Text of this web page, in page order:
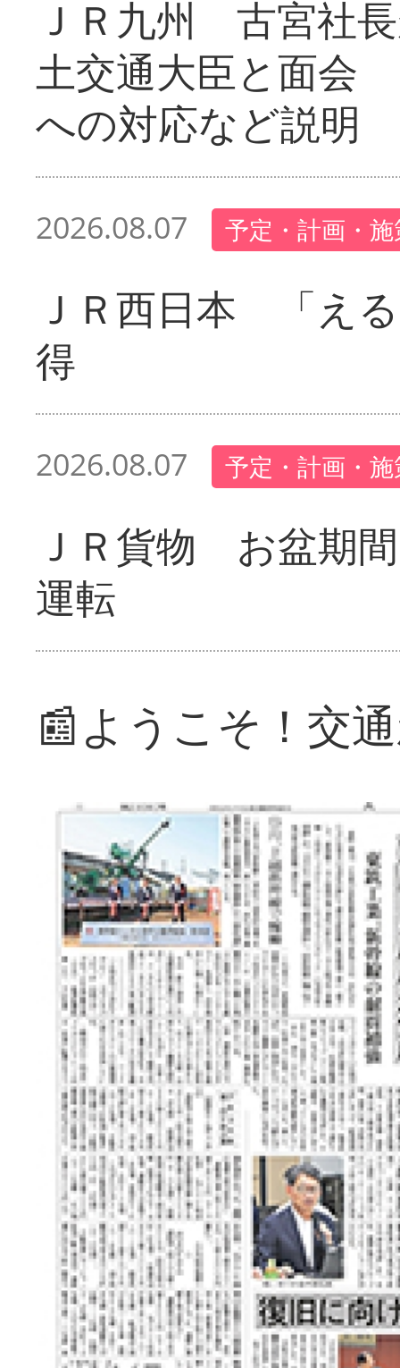
ＪＲ九州 古宮社
土交通大臣と面会
への対応など説明
2026.08.07 予定・計画・
ＪＲ西日本 「え
得
2026.08.07 予定・計画・
ＪＲ貨物 お盆期
運転
📰ようこそ！交